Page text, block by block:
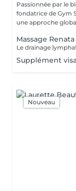
Passionnée par le
fondatrice de Gym Silhouette.
une approche
Massage
Supplément
Nouveau